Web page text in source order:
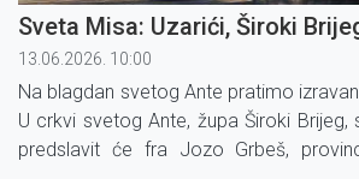
Sveta Misa: Uzarići, Široki
13.06.2026. 10:00
Na blagdan svetog Ante pratimo
U crkvi svetog Ante, župa Široki Brijeg,
predslavit će fra Jozo Grbeš,